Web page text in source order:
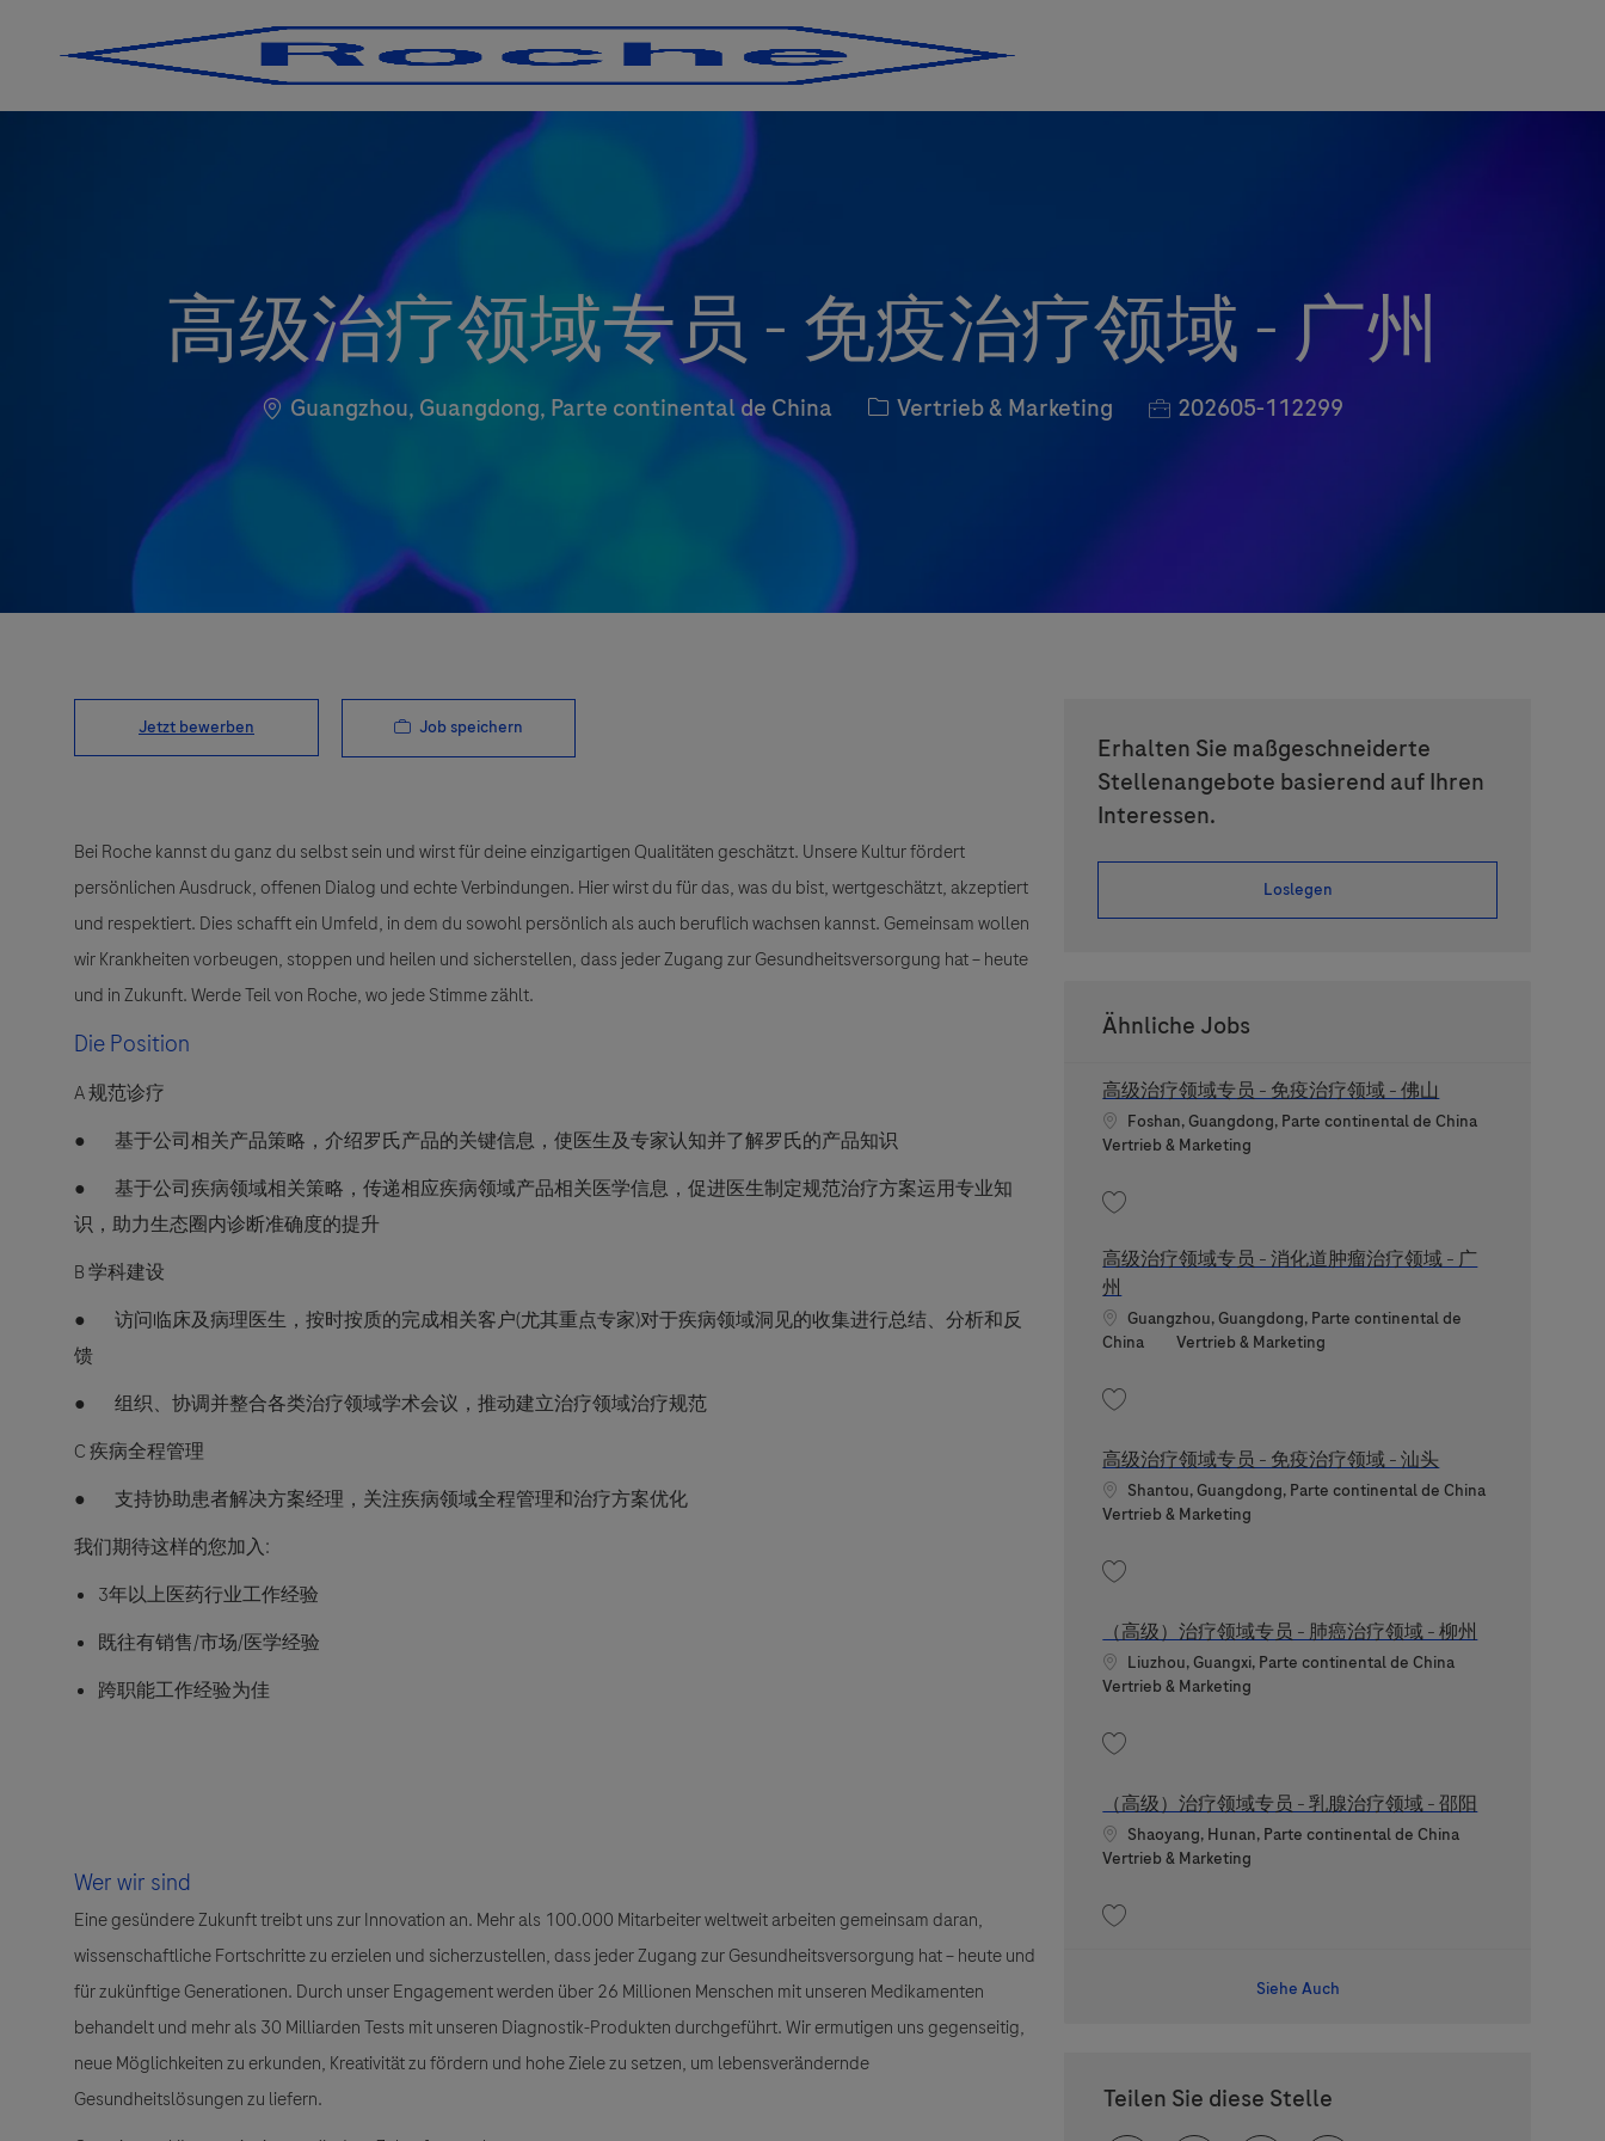
高级治疗领域专员 - 免疫治疗领域 - 广州
Standort
Guangzhou, Guangdong, Parte continental de China Kategorie
Vertrieb & Marketing Job-ID
202605-112299
Jetzt bewerben Job speichern
Bei Roche kannst du ganz du selbst sein und wirst für deine einzigartigen Qualitäten geschätzt. Unsere Kultur fördert
persönlichen Ausdruck, offenen Dialog und echte Verbindungen. Hier wirst du für das, was du bist, wertgeschätzt, akzeptiert
und respektiert. Dies schafft ein Umfeld, in dem du sowohl persönlich als auch beruflich wachsen kannst. Gemeinsam wollen
wir Krankheiten vorbeugen, stoppen und heilen und sicherstellen, dass jeder Zugang zur Gesundheitsversorgung hat – heute
und in Zukunft. Werde Teil von Roche, wo jede Stimme zählt.
Die Position
A 规范诊疗
● 基于公司相关产品策略，介绍罗氏产品的关键信息，使医生及专家认知并了解罗氏的产品知识
● 基于公司疾病领域相关策略，传递相应疾病领域产品相关医学信息，促进医生制定规范治疗方案运用专业知
识，助力生态圈内诊断准确度的提升
B 学科建设
● 访问临床及病理医生，按时按质的完成相关客户(尤其重点专家)对于疾病领域洞见的收集进行总结、分析和反
馈
● 组织、协调并整合各类治疗领域学术会议，推动建立治疗领域治疗规范
C 疾病全程管理
● 支持协助患者解决方案经理，关注疾病领域全程管理和治疗方案优化
我们期待这样的您加入:
3年以上医药行业工作经验
既往有销售/市场/医学经验
跨职能工作经验为佳
Wer wir sind
Eine gesündere Zukunft treibt uns zur Innovation an. Mehr als 100.000 Mitarbeiter weltweit arbeiten gemeinsam daran,
wissenschaftliche Fortschritte zu erzielen und sicherzustellen, dass jeder Zugang zur Gesundheitsversorgung hat – heute und
für zukünftige Generationen. Durch unser Engagement werden über 26 Millionen Menschen mit unseren Medikamenten
behandelt und mehr als 30 Milliarden Tests mit unseren Diagnostik-Produkten durchgeführt. Wir ermutigen uns gegenseitig,
neue Möglichkeiten zu erkunden, Kreativität zu fördern und hohe Ziele zu setzen, um lebensverändernde
Gesundheitslösungen zu liefern.
Erhalten Sie maßgeschneiderte
Stellenangebote basierend auf Ihren
Interessen.
Loslegen
Ähnliche Jobs
高级治疗领域专员 - 免疫治疗领域 - 佛山
Standort
Foshan, Guangdong, Parte continental de China
Kategorie
Vertrieb & Marketing
高级治疗领域专员 - 消化道肿瘤治疗领域 - 广
州
Standort
Guangzhou, Guangdong, Parte continental de
China
Kategorie
Vertrieb & Marketing
高级治疗领域专员 - 免疫治疗领域 - 汕头
Standort
Shantou, Guangdong, Parte continental de China
Kategorie
Vertrieb & Marketing
（高级）治疗领域专员 - 肺癌治疗领域 - 柳州
Standort
Liuzhou, Guangxi, Parte continental de China
Kategorie
Vertrieb & Marketing
（高级）治疗领域专员 - 乳腺治疗领域 - 邵阳
Standort
Shaoyang, Hunan, Parte continental de China
Kategorie
Vertrieb & Marketing
Siehe Auch
Teilen Sie diese Stelle